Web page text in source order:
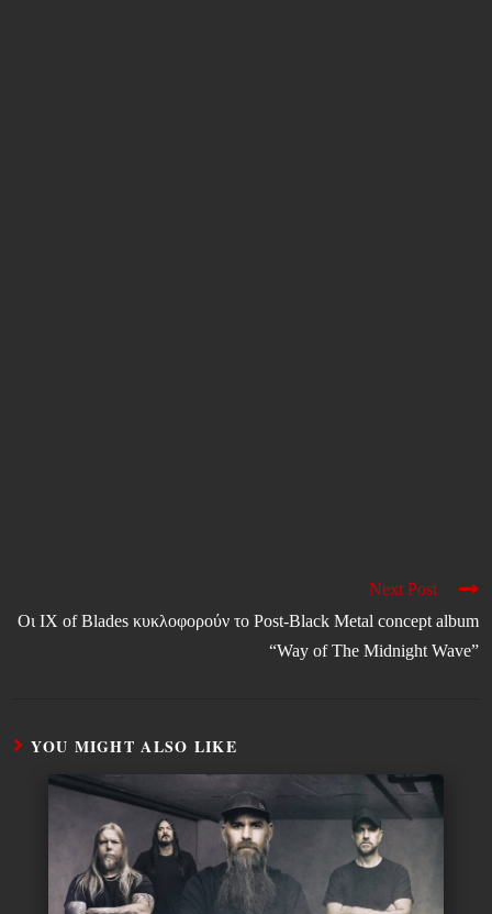
Next Post
Οι IX of Blades κυκλοφορούν το Post-Black Metal concept album
“Way of The Midnight Wave”
YOU MIGHT ALSO LIKE